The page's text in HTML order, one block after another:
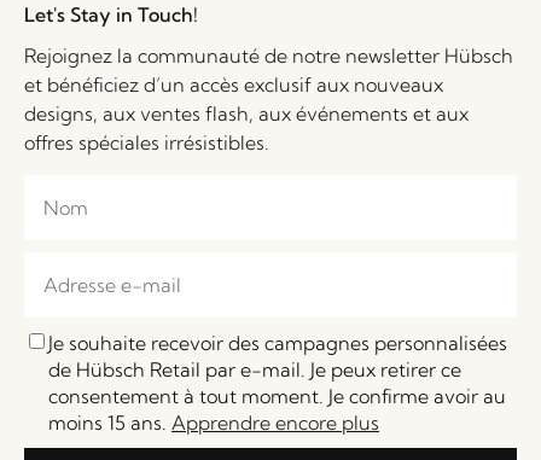
Let's Stay in Touch!
Rejoignez la communauté de notre newsletter Hübsch
et bénéficiez d’un accès exclusif aux nouveaux
designs, aux ventes flash, aux événements et aux
offres spéciales irrésistibles.
Je souhaite recevoir des campagnes personnalisées
de Hübsch Retail par e-mail. Je peux retirer ce
consentement à tout moment. Je confirme avoir au
moins 15 ans. Apprendre encore plus